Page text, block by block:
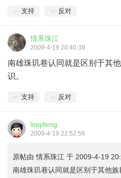
支持 反对
情系珠江
2009-4-19 20:40:39
南雄珠玑巷认同就是区别于其
识。
支持 反对
linqifeng
2009-4-19 22:52:56
原帖由情系珠江 于 2009-4-19
南雄珠玑巷认同就是区别于其他族